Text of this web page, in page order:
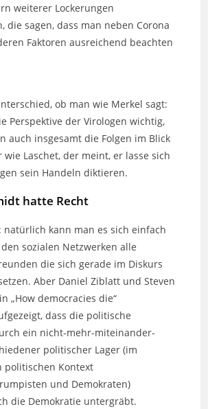
weiterer Lockerungen
die sagen, dass man neben Corona
Faktoren ausreichend beachten
ob man wie Merkel sagt:
Perspektive der Virologen wichtig,
auch insgesamt die Folgen im Blick
wie Laschet, der meint, er lasse sich
sein Handeln diktieren.
hatte Recht
natürlich kann man es sich einfach
sozialen Netzwerken alle
die sich gerade im Diskurs
Aber Daniel Ziblatt und Steven
„How democracies die“
dass die politische
ein nicht-mehr-miteinander-
politischer Lager (im
politischen Kontext
und Demokraten)
die Demokratie untergräbt.